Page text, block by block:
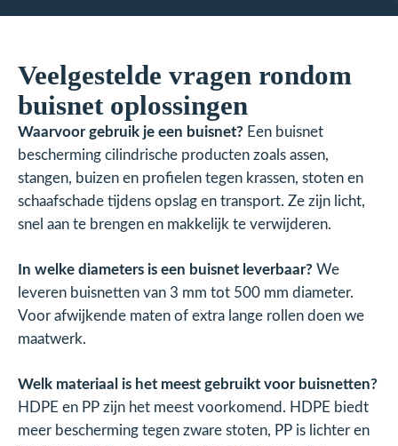
Veelgestelde vragen rondom
buisnet oplossingen
Waarvoor gebruik je een buisnet? Een buisnet
bescherming cilindrische producten zoals assen,
stangen, buizen en profielen tegen krassen, stoten en
schaafschade tijdens opslag en transport. Ze zijn licht,
snel aan te brengen en makkelijk te verwijderen.
In welke diameters is een buisnet leverbaar? We
leveren buisnetten van 3 mm tot 500 mm diameter.
Voor afwijkende maten of extra lange rollen doen we
maatwerk.
Welk materiaal is het meest gebruikt voor buisnetten?
HDPE en PP zijn het meest voorkomend. HDPE biedt
meer bescherming tegen zware stoten, PP is lichter en